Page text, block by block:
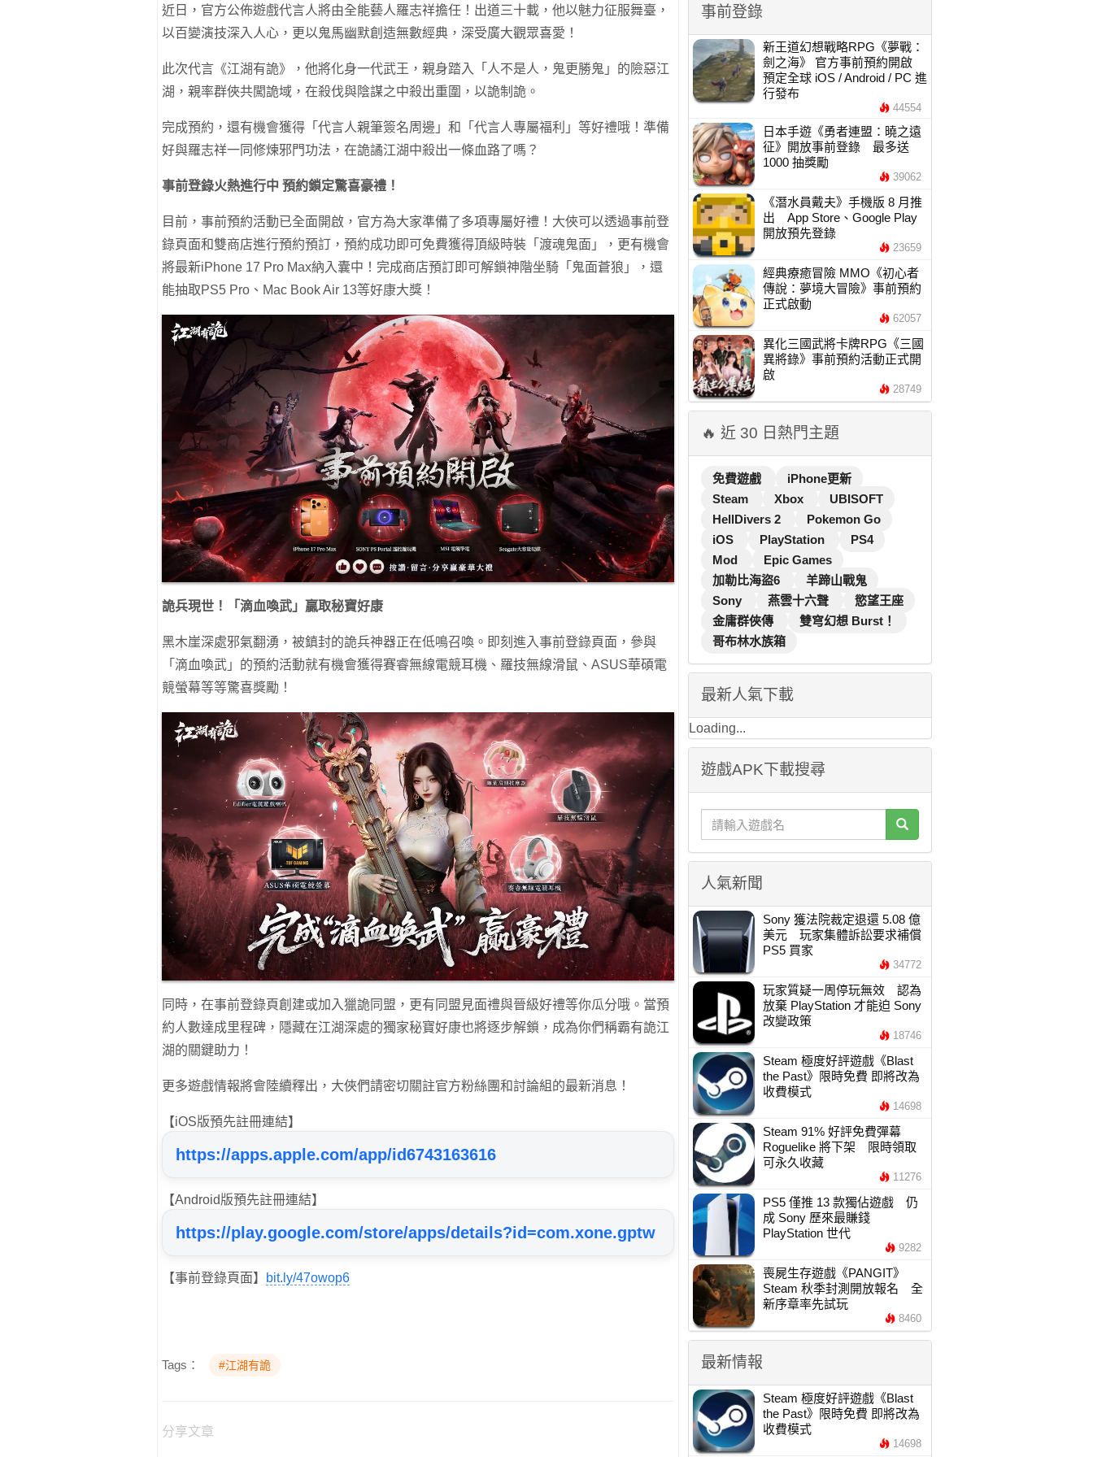
近日，官方公佈遊戲代言人將由全能藝人羅志祥擔任！出道三十載，他以魅力征服舞臺，
以百變演技深入人心，更以鬼馬幽默創造無數經典，深受廣大觀眾喜愛！
此次代言《江湖有詭》，他將化身一代武王，親身踏入「人不是人，鬼更勝鬼」的險惡江
湖，親率群俠共闖詭域，在殺伐與陰謀之中殺出重圍，以詭制詭。
完成預約，還有機會獲得「代言人親筆簽名周邊」和「代言人專屬福利」等好禮哦！準備
好與羅志祥一同修煉邪門功法，在詭譎江湖中殺出一條血路了嗎？
事前登錄火熱進行中 預約鎖定驚喜豪禮！
目前，事前預約活動已全面開啟，官方為大家準備了多項專屬好禮！大俠可以透過事前登
錄頁面和雙商店進行預約預訂，預約成功即可免費獲得頂級時裝「渡魂鬼面」，更有機會
將最新iPhone 17 Pro Max納入囊中！完成商店預訂即可解鎖神階坐騎「鬼面蒼狼」，還
能抽取PS5 Pro、Mac Book Air 13等好康大獎！
詭兵現世！「滴血喚武」贏取秘寶好康
黑木崖深處邪氣翻湧，被鎮封的詭兵神器正在低鳴召喚。即刻進入事前登錄頁面，參與
「滴血喚武」的預約活動就有機會獲得賽睿無線電競耳機、羅技無線滑鼠、ASUS華碩電
競螢幕等等驚喜獎勵！
同時，在事前登錄頁創建或加入獵詭同盟，更有同盟見面禮與晉級好禮等你瓜分哦。當預
約人數達成里程碑，隱藏在江湖深處的獨家秘寶好康也將逐步解鎖，成為你們稱霸有詭江
湖的關鍵助力！
更多遊戲情報將會陸續釋出，大俠們請密切關註官方粉絲團和討論組的最新消息！
【iOS版預先註冊連結】
https://apps.apple.com/app/id6743163616
【Android版預先註冊連結】
https://play.google.com/store/apps/details?id=com.xone.gptw
【事前登錄頁面】 bit.ly/47owop6
Tags： #江湖有詭
分享文章
事前登錄
新王道幻想戰略RPG《夢戰：
劍之海》 官方事前預約開啟
預定全球 iOS / Android / PC 進
行發布
44554
日本手遊《勇者連盟：曉之遠
征》開放事前登錄 最多送
1000 抽獎勵
39062
《潛水員戴夫》手機版 8 月推
出 App Store、Google Play
開放預先登錄
23659
經典療癒冒險 MMO《初心者
傳說：夢境大冒險》事前預約
正式啟動
62057
異化三國武將卡牌RPG《三國
異將錄》事前預約活動正式開
啟
28749
🔥 近 30 日熱門主題
免費遊戲
iPhone更新
Steam
Xbox
UBISOFT
HellDivers 2
Pokemon Go
iOS
PlayStation
PS4
Mod
Epic Games
加勒比海盜6
羊蹄山戰鬼
Sony
燕雲十六聲
慾望王座
金庸群俠傳
雙穹幻想 Burst！
哥布林水族箱
最新人氣下載
Loading...
遊戲APK下載搜尋
人氣新聞
Sony 獲法院裁定退還 5.08 億
美元 玩家集體訴訟要求補償
PS5 買家
34772
玩家質疑一周停玩無效 認為
放棄 PlayStation 才能迫 Sony
改變政策
18746
Steam 極度好評遊戲《Blast
the Past》限時免費 即將改為
收費模式
14698
Steam 91% 好評免費彈幕
Roguelike 將下架 限時領取
可永久收藏
11276
PS5 僅推 13 款獨佔遊戲 仍
成 Sony 歷來最賺錢
PlayStation 世代
9282
喪屍生存遊戲《PANGIT》
Steam 秋季封測開放報名 全
新序章率先試玩
8460
最新情報
Steam 極度好評遊戲《Blast
the Past》限時免費 即將改為
收費模式
14698